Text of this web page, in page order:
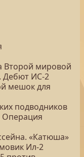
Второй мировой
Дебют ИС-2
мешок для
подводников
Операция
«Катюша»
Ил-2